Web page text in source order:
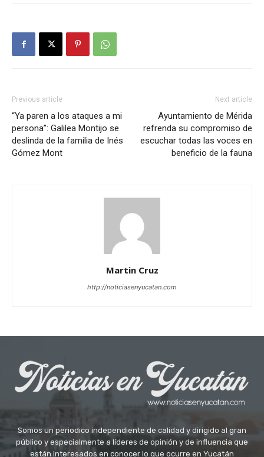
Previous article
“Ya paren a los ataques a mi
persona”: Galilea Montijo se
deslinda de la familia de Inés
Gómez Mont
Next article
Ayuntamiento de Mérida
refrenda su compromiso de
escuchar todas las voces en
beneficio de la fauna
Martin Cruz
http://noticiasenyucatan.com
Somos un periodico independiente de calidad y dirigido al gran
público y especialmente a líderes de opinión y de influencia que
están interesados en conocer lo que ocurre en Yucatán